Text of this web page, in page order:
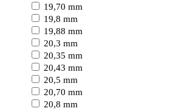
19,70 mm
19,8 mm
19,88 mm
20,3 mm
20,35 mm
20,43 mm
20,5 mm
20,70 mm
20,8 mm